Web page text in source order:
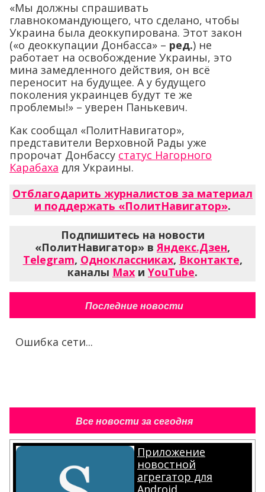
«Мы должны спрашивать
главнокомандующего, что сделано, чтобы
Украина была деоккупирована. Этот закон
(«о деоккупации Донбасса» – ред.) не
работает на освобождение Украины, это
мина замедленного действия, он всё
переносит на будущее. А у будущего
поколения украинцев будут те же
проблемы!» – уверен Панькевич.
Как сообщал «ПолитНавигатор»,
представители Верховной Рады уже
пророчат Донбассу статус Нагорного
Карабаха для Украины.
Отблагодарить журналистов за материал
и поддержать «ПолитНавигатор».
Подпишитесь на новости
«ПолитНавигатор» вЯндекс.Дзен,
Telegram, Одноклассниках, Вконтакте,
каналы Max и YouTube.
Последние новости
Ошибка сети...
Все новости за сегодня
Приложение
новостной
агрегатор для
Android